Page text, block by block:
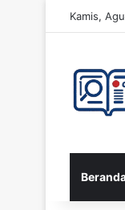
Kamis,